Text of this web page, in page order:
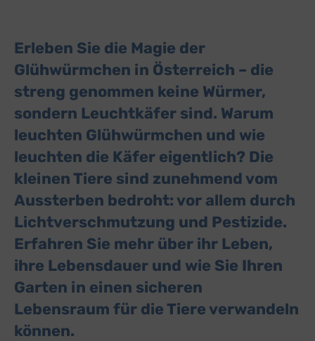
Erleben Sie die Magie der
Glühwürmchen in Österreich – die
streng genommen keine Würmer,
sondern Leuchtkäfer sind. Warum
leuchten Glühwürmchen und wie
leuchten die Käfer eigentlich? Die
kleinen Tiere sind zunehmend vom
Aussterben bedroht: vor allem durch
Lichtverschmutzung und Pestizide.
Erfahren Sie mehr über ihr Leben,
ihre Lebensdauer und wie Sie Ihren
Garten in einen sicheren
Lebensraum für die Tiere verwandeln
können.